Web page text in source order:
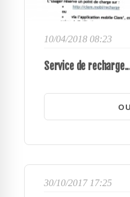
10/04/2018 08:23
Service de
30/10/2017 17:25